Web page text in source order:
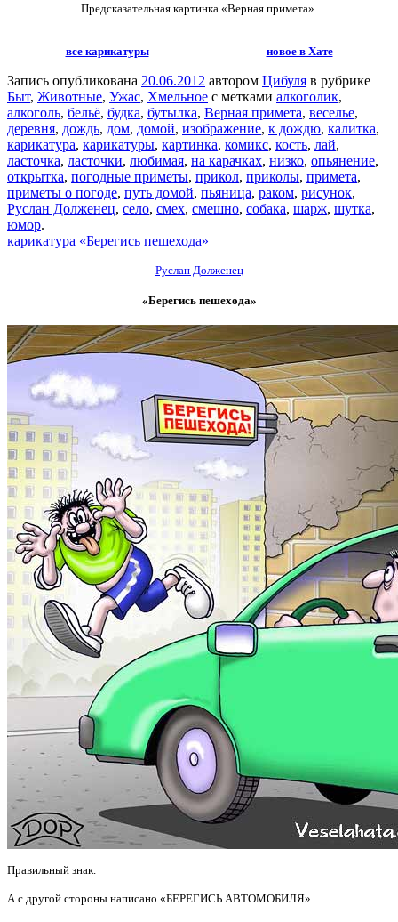
Предсказательная картинка «Верная примета».
все карикатуры новое в Хате
Запись опубликована 20.06.2012 автором Цибуля в рубрике
Быт, Животные, Ужас, Хмельное с метками алкоголик,
алкоголь, бельё, будка, бутылка, Верная примета, веселье,
деревня, дождь, дом, домой, изображение, к дождю, калитка,
карикатура, карикатуры, картинка, комикс, кость, лай,
ласточка, ласточки, любимая, на карачках, низко, опьянение,
открытка, погодные приметы, прикол, приколы, примета,
приметы о погоде, путь домой, пьяница, раком, рисунок,
Руслан Долженец, село, смех, смешно, собака, шарж, шутка,
юмор.
карикатура «Берегись пешехода»
Руслан Долженец
«Берегись пешехода»
Правильный знак.
А с другой стороны написано «БЕРЕГИСЬ АВТОМОБИЛЯ».